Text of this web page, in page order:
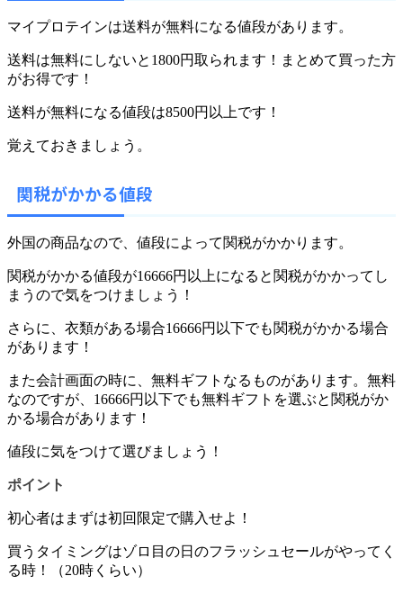
マイプロテインは送料が無料になる値段があります。
送料は無料にしないと1800円取られます！まとめて買った方
がお得です！
送料が無料になる値段は8500円以上です！
覚えておきましょう。
関税がかかる値段
外国の商品なので、値段によって関税がかかります。
関税がかかる値段が16666円以上になると関税がかかってし
まうので気をつけましょう！
さらに、衣類がある場合16666円以下でも関税がかかる場合
があります！
また会計画面の時に、無料ギフトなるものがあります。無料
なのですが、16666円以下でも無料ギフトを選ぶと関税がか
かる場合があります！
値段に気をつけて選びましょう！
ポイント
初心者はまずは初回限定で購入せよ！
買うタイミングはゾロ目の日のフラッシュセールがやってく
る時！（20時くらい）